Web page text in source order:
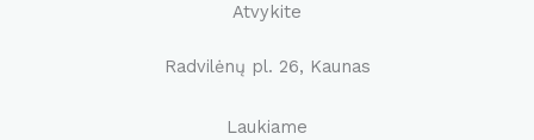
Atvykite
Radvilėnų pl. 26, Kaunas
Laukiame